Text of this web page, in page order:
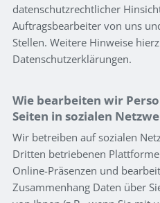
datenschutzrechtlicher
Auftragsbearbeiter von uns
Stellen. Weitere Hinweise
Datenschutzerklärungen.
Wie bearbeiten wir
Seiten in sozialen
Wir betreiben auf sozialen
Dritten betriebenen
Online-Präsenzen und
Zusammenhang Daten über